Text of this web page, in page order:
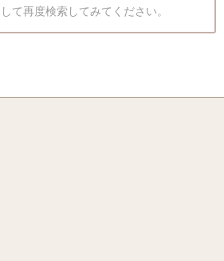
て再度検索してみてください。